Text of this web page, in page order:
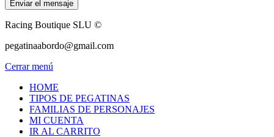
Enviar el mensaje
Racing Boutique SLU ©
pegatinaabordo@gmail.com
Cerrar menú
HOME
TIPOS DE PEGATINAS
FAMILIAS DE PERSONAJES
MI CUENTA
IR AL CARRITO